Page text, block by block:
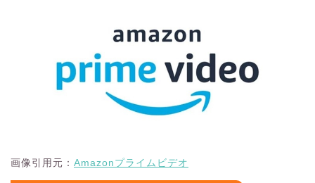
画像引用元： Amazonプライムビデオ